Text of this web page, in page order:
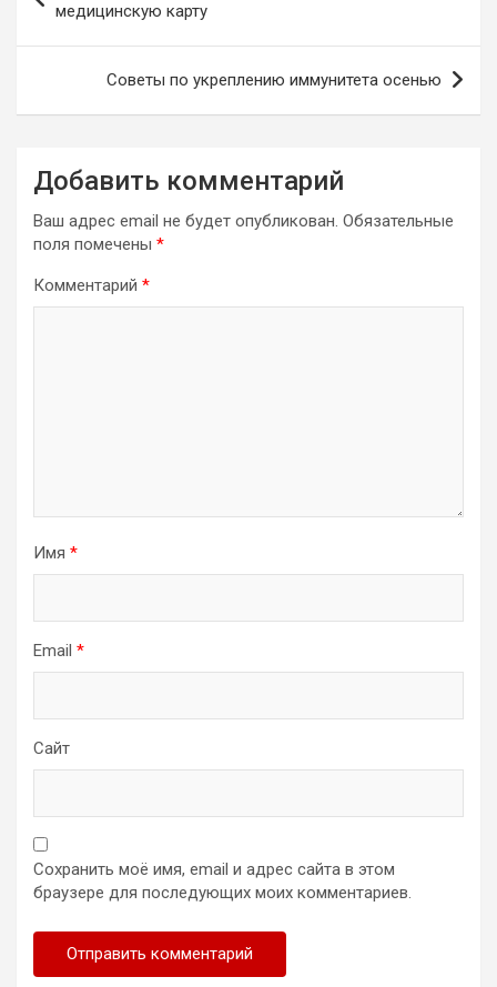
записям
медицинскую карту
Советы по укреплению иммунитета осенью
Добавить комментарий
Ваш адрес email не будет опубликован. Обязательные
поля помечены *
Комментарий *
Имя *
Email *
Сайт
Сохранить моё имя, email и адрес сайта в этом
браузере для последующих моих комментариев.